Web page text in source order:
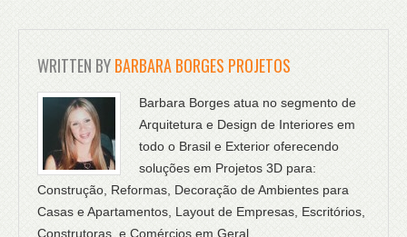
WRITTEN BYBARBARA BORGES PROJETOS
Barbara Borges atua no segmento de
Arquitetura e Design de Interiores em
todo o Brasil e Exterior oferecendo
soluções em Projetos 3D para:
Construção, Reformas, Decoração de Ambientes para
Casas e Apartamentos, Layout de Empresas, Escritórios,
Construtoras, e Comércios em Geral.